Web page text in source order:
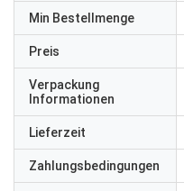
Min Bestellmenge
Preis
Verpackung
Informationen
Lieferzeit
Zahlungsbedingungen